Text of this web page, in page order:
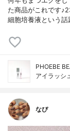
た商品がこれです
細胞培養液という
PHOEBE
アイラッシ
なぴ